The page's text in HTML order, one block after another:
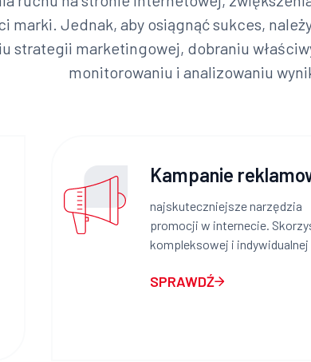
marki. Jednak, aby osiągnąć sukces,
strategii marketingowej, dobraniu
monitorowaniu i analizowaniu
Kampanie
najskuteczniejsze narzędzia
promocji w internecie.
kompleksowej i indywidualnej
SPRAWDŹ